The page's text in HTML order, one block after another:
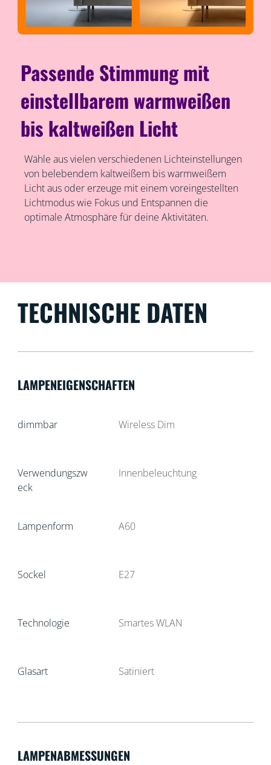
Passende Stimmung mit
einstellbarem warmweißen
bis kaltweißen Licht
Wähle aus vielen verschiedenen Lichteinstellungen
von belebendem kaltweißem bis warmweißem
Licht aus oder erzeuge mit einem voreingestellten
Lichtmodus wie Fokus und Entspannen die
optimale Atmosphäre für deine Aktivitäten.
TECHNISCHE DATEN
LAMPENEIGENSCHAFTEN
dimmbar Wireless Dim
Verwendungszw
eck
Innenbeleuchtung
Lampenform A60
Sockel E27
Technologie Smartes WLAN
Glasart Satiniert
LAMPENABMESSUNGEN